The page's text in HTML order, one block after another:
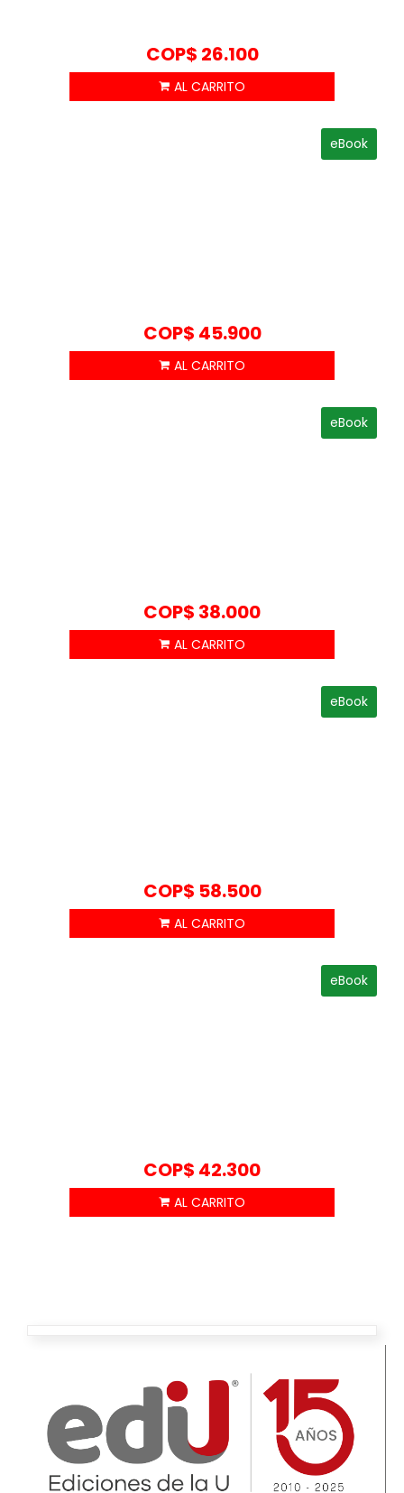
COP$ 26.100
eBook
COP$ 45.900
eBook
COP$ 38.000
eBook
COP$ 58.500
eBook
COP$ 42.300